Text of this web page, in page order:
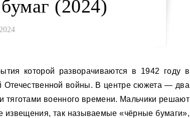
(2024)
Отечественной войны. В центре сюжета — два
тяготами военного времени. Мальчики решают
извещения, так называемые «чёрные бумаги»,